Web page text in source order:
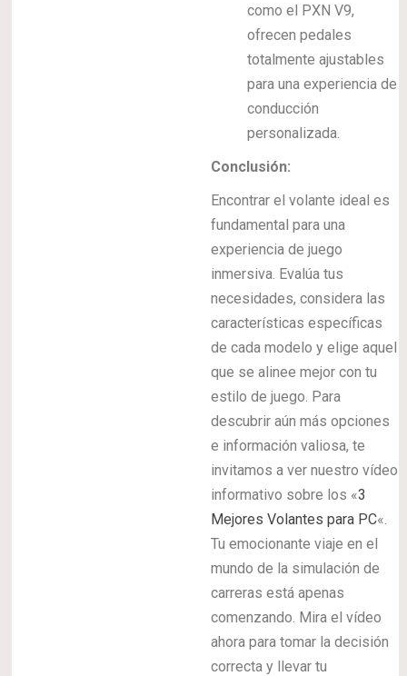
como el PXN V9,
ofrecen pedales
totalmente ajustables
para una experiencia de
conducción
personalizada.
Conclusión:
Encontrar el volante ideal es
fundamental para una
experiencia de juego
inmersiva. Evalúa tus
necesidades, considera las
características específicas
de cada modelo y elige aquel
que se alinee mejor con tu
estilo de juego. Para
descubrir aún más opciones
e información valiosa, te
invitamos a ver nuestro vídeo
informativo sobre los «3
Mejores Volantes para PC«.
Tu emocionante viaje en el
mundo de la simulación de
carreras está apenas
comenzando. Mira el vídeo
ahora para tomar la decisión
correcta y llevar tu